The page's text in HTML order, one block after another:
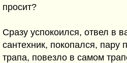
просит?
Сразу успокоился, отвел в
сантехник, покопался, пару
трапа, повезло в самом